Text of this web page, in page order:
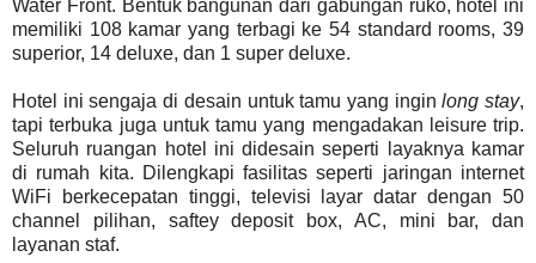
Water Front. Bentuk bangunan dari gabungan ruko, hotel ini
memiliki 108 kamar yang terbagi ke 54 standard rooms, 39
superior, 14 deluxe, dan 1 super deluxe.
Hotel ini sengaja di desain untuk tamu yang inginlong stay,
tapi terbuka juga untuk tamu yang mengadakan leisure trip.
Seluruh ruangan hotel ini didesain seperti layaknya kamar
di rumah kita. Dilengkapi fasilitas seperti jaringan internet
WiFi berkecepatan tinggi, televisi layar datar dengan 50
channel pilihan, saftey deposit box, AC, mini bar, dan
layanan staf.